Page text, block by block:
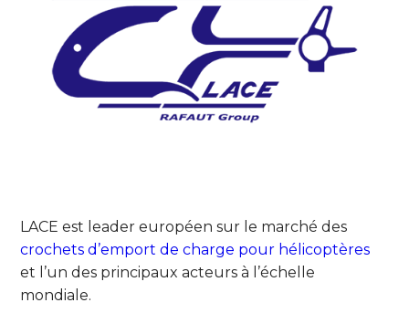
LACE est leader européen sur le marché des
crochets d’emport de charge pour hélicoptères
et l’un des principaux acteurs à l’échelle
mondiale.